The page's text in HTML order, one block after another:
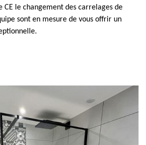
CE le changement des carrelages de
sont en mesure de vous offrir un